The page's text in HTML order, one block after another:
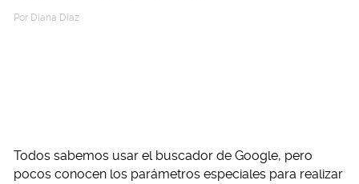
Por Diana Diaz
Todos sabemos usar el buscador de Google, pero
pocos conocen los parámetros especiales para realizar